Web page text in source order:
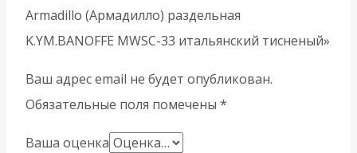
Armadillo (Армадилло) раздельная
K.YM.BANOFFE MWSC-33 итальянский тисненый»
Ваш адрес email не будет опубликован.
Обязательные поля помечены *
Ваша оценка